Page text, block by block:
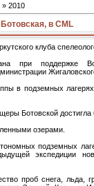
» 2010
в CML
клуба
при поддержке
в подземных
Ботовской достигла
озерами.
подземных
экспедиции
проб снега, льда,